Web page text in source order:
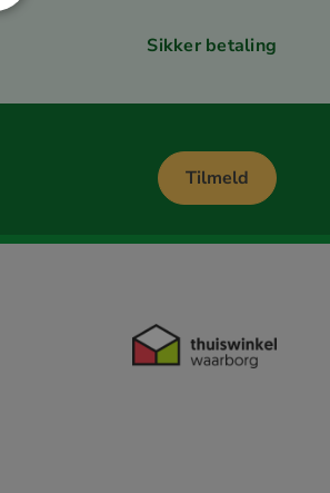
Sikker betaling
Tilmeld